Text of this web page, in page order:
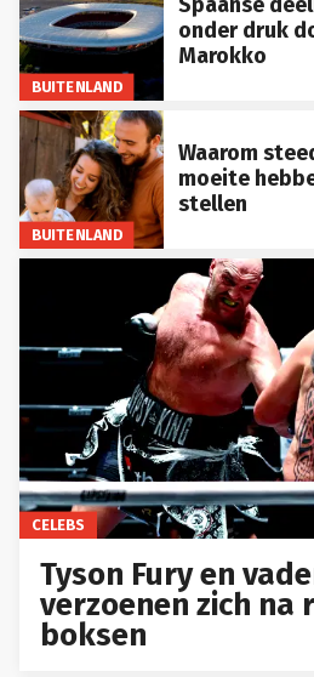
BUITENLAND
onder druk
Marokko
BUITENLAND
Waarom
moeite
stellen
CELEBS
Tyson Fury en
verzoenen zich na
boksen